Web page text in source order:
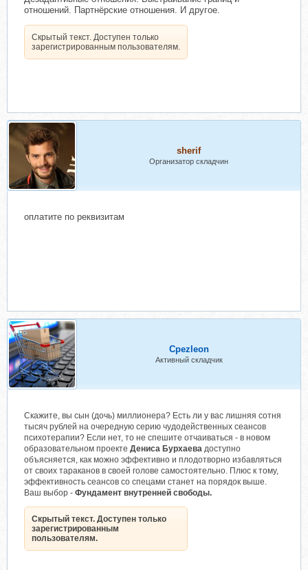
отношений. Партнёрские отношения. И другое.
Скрытый текст. Доступен только
зарегистрированным пользователям.
sherif
Организатор складчин
оплатите по реквизитам
Cpezleon
Активный складчик
Скажите, вы сын (дочь) миллионера? Есть ли у вас лишняя сотня
тысяч рублей на очередную серию чудодейственных сеансов
психотерапии? Если нет, то не спешите отчаиваться - в новом
образовательном проекте Дениса Бурхаева доступно
объясняется, как можно эффективно и плодотворно избавляться
от своих тараканов в своей голове самостоятельно. Плюс к тому,
эффективность сеансов со спецами станет на порядок выше.
Ваш выбор - Фундамент внутренней свободы.
Скрытый текст. Доступен только
зарегистрированным
пользователям.